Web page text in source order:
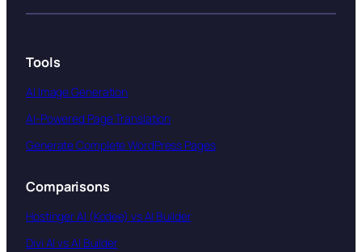
Tools
AI Image Generation
AI-Powered Page Translation
Generate Complete WordPress Pages
Comparisons
Hostinger AI (Kodee) vs AI Builder
Divi AI vs AI Builder